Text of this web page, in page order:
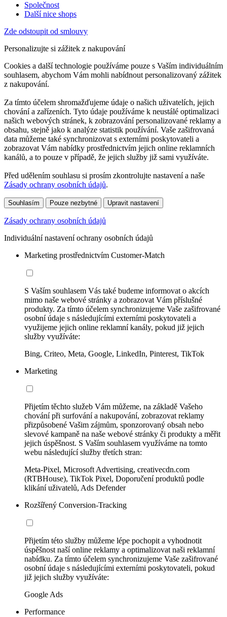
Společnost
Další nice shops
Zde odstoupit od smlouvy
Personalizujte si zážitek z nakupování
Cookies a další technologie používáme pouze s Vaším individuálním
souhlasem, abychom Vám mohli nabídnout personalizovaný zážitek
z nakupování.
Za tímto účelem shromažďujeme údaje o našich uživatelích, jejich
chování a zařízeních. Tyto údaje používáme k neustálé optimalizaci
našich webových stránek, k zobrazování personalizované reklamy a
obsahu, stejně jako k analýze statistik používání. Vaše zašifrovaná
data můžeme také synchronizovat s externími poskytovateli a
zobrazovat Vám nabídky prostřednictvím jejich online reklamních
kanálů, a to pouze v případě, že jejich služby již sami využíváte.
Před udělením souhlasu si prosím zkontrolujte nastavení a naše
Zásady ochrany osobních údajů.
Souhlasím Pouze nezbytné Upravit nastavení
Zásady ochrany osobních údajů
Individuální nastavení ochrany osobních údajů
Marketing prostřednictvím Customer-Match
S Vaším souhlasem Vás také budeme informovat o akcích
mimo naše webové stránky a zobrazovat Vám příslušné
produkty. Za tímto účelem synchronizujeme Vaše zašifrované
osobní údaje s následujícími externími poskytovateli a
využijeme jejich online reklamní kanály, pokud již jejich
služby využíváte:
Bing, Criteo, Meta, Google, LinkedIn, Pinterest, TikTok
Marketing
Přijetím těchto služeb Vám můžeme, na základě Vašeho
chování při surfování a nakupování, zobrazovat reklamy
přizpůsobené Vašim zájmům, sponzorovaný obsah nebo
slevové kampaně na naše webové stránky či produkty a měřit
jejich úspěšnost. S Vaším souhlasem využíváme na tomto
webu následující služby třetích stran:
Meta-Pixel, Microsoft Advertising, creativecdn.com
(RTBHouse), TikTok Pixel, Doporučení produktů podle
klikání uživatelů, Ads Defender
Rozšířený Conversion-Tracking
Přijetím této služby můžeme lépe pochopit a vyhodnotit
úspěšnost naší online reklamy a optimalizovat naši reklamní
nabídku. Za tímto účelem synchronizujeme Vaše zašifrované
osobní údaje s následujícími externími poskytovateli, pokud
již jejich služby využíváte:
Google Ads
Performance